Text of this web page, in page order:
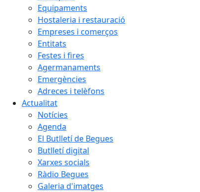
Equipaments
Hostaleria i restauració
Empreses i comerços
Entitats
Festes i fires
Agermanaments
Emergències
Adreces i telèfons
Actualitat
Notícies
Agenda
El Butlletí de Begues
Butlletí digital
Xarxes socials
Ràdio Begues
Galeria d'imatges